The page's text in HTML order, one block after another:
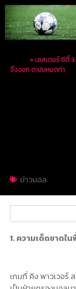
» เลสเตอร์ ซิตี้
จิ้งจอก ตะปบหมดท่า
ข่าวบอล
1. ความเด็ดขาดใ
เกมที่ คิง พาวเวอร์